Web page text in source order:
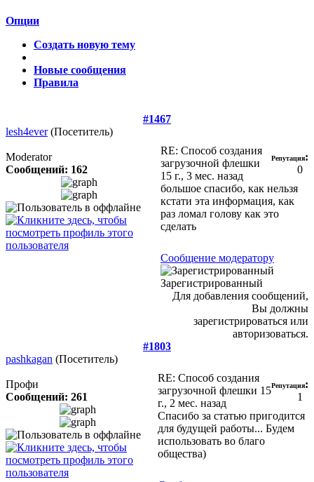
Опции
Создать новую тему
Новые сообщения
Правила
#1467
lesh4ever (Посетитель)
Moderator
Сообщений: 162
RE: Способ создания
загрузочной флешки
15 г., 3 мес. назад
Репутация:
0
большое спасибо, как нельзя
кстати эта информация, как
раз ломал голову как это
сделать
Сообщение модератору
Зарегистрированный
Для добавления сообщений,
Вы должны
зарегистрироваться или
авторизоваться.
#1803
pashkagan (Посетитель)
Профи
Сообщений: 261
RE: Способ создания
загрузочной флешки 15
г., 2 мес. назад
Репутация:
1
Спасибо за статью пригодится
для будущей работы... Будем
использовать во благо
общества)